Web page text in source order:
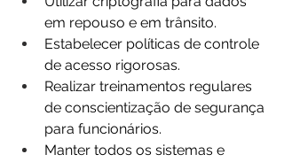
em repouso e em trânsito.
Estabelecer políticas de controle
de acesso rigorosas.
Realizar treinamentos regulares
de conscientização de segurança
para funcionários.
Manter todos os sistemas e